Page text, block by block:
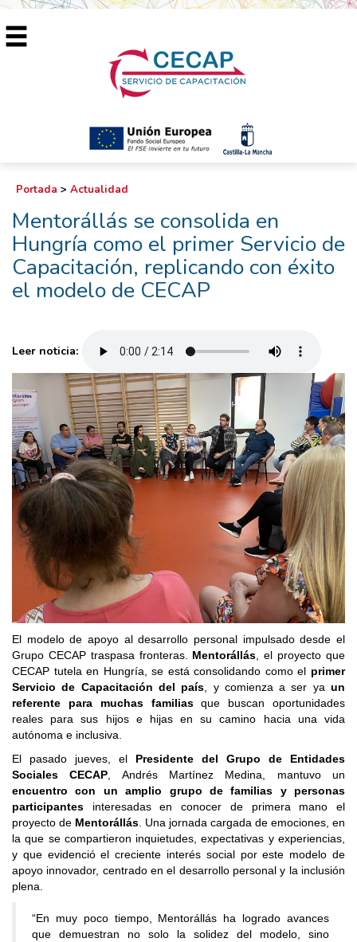
Portada > Actualidad
Mentorállás se consolida en
Hungría como el primer Servicio de
Capacitación, replicando con éxito
el modelo de CECAP
Leer noticia:
El modelo de apoyo al desarrollo personal impulsado desde el
Grupo CECAP traspasa fronteras. Mentorállás , el proyecto que
CECAP tutela en Hungría, se está consolidando como el primer
Servicio de Capacitación del país , y comienza a ser yaun
referente para muchas familiasque buscan oportunidades
reales para sus hijos e hijas en su camino hacia una vida
autónoma e inclusiva.
El pasado jueves, el Presidente del Grupo de Entidades
Sociales CECAP , Andrés Martínez Medina, mantuvo un
encuentro con un amplio grupo de familias y personas
participantes interesadas en conocer de primera mano el
proyecto de Mentorállás . Una jornada cargada de emociones, en
la que se compartieron inquietudes, expectativas y experiencias,
y que evidenció el creciente interés social por este modelo de
apoyo innovador, centrado en el desarrollo personal y la inclusión
plena.
“En muy poco tiempo, Mentorállás ha logrado avances
que demuestran no solo la solidez del modelo, sino